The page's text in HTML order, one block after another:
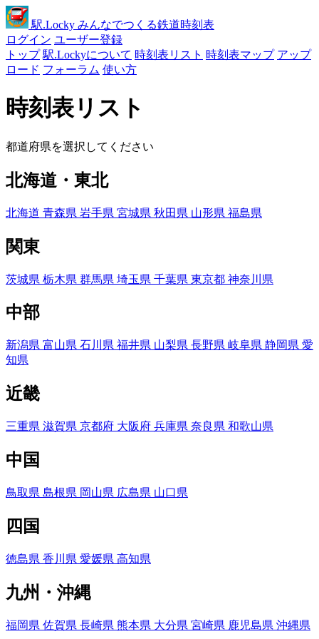
駅.Locky みんなでつくる鉄道時刻表
ログイン ユーザー登録
トップ 駅.Lockyについて 時刻表リスト 時刻表マップ アップ
ロード フォーラム 使い方
時刻表リスト
都道府県を選択してください
北海道・東北
北海道 青森県 岩手県 宮城県 秋田県 山形県 福島県
関東
茨城県 栃木県 群馬県 埼玉県 千葉県 東京都 神奈川県
中部
新潟県 富山県 石川県 福井県 山梨県 長野県 岐阜県 静岡県 愛
知県
近畿
三重県 滋賀県 京都府 大阪府 兵庫県 奈良県 和歌山県
中国
鳥取県 島根県 岡山県 広島県 山口県
四国
徳島県 香川県 愛媛県 高知県
九州・沖縄
福岡県 佐賀県 長崎県 熊本県 大分県 宮崎県 鹿児島県 沖縄県